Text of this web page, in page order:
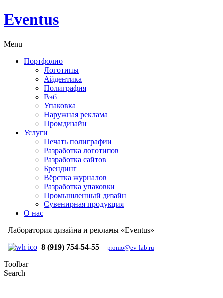
Eventus
Menu
Портфолио
Логотипы
Айдентика
Полиграфия
Вэб
Упаковка
Наружная реклама
Промдизайн
Услуги
Печать полиграфии
Разработка логотипов
Разработка сайтов
Брендинг
Вёрстка журналов
Разработка упаковки
Промышленный дизайн
Сувенирная продукция
О нас
Лаборатория дизайна и рекламы «Eventus»
8 (919) 754-54-55
promo@ev-lab.ru
Toolbar
Search